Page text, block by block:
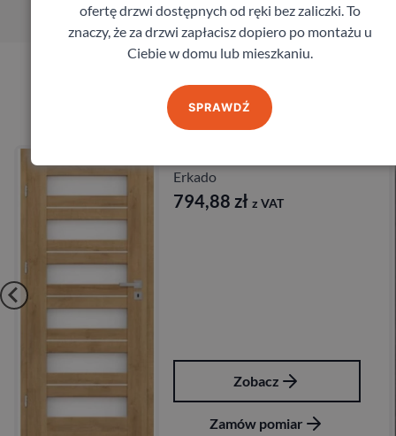
Produkty marki Erkado
Erkado
794,88zł z VAT
Zobacz
Zamów pomiar
ofertę drzwi dostępnych od ręki bez zaliczki. To
znaczy, że za drzwi zapłacisz dopiero po montażu u
Ciebie w domu lub mieszkaniu.
SPRAWDŹ